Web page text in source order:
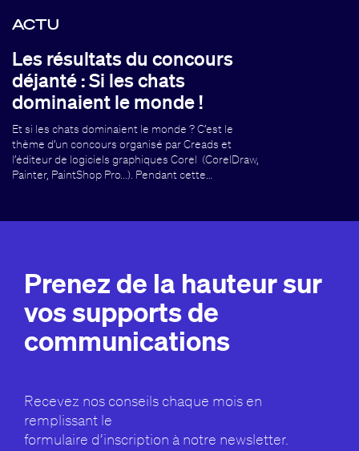
ACTU
Les résultats du concours
déjanté : Si les chats
dominaient le monde !
Et si les chats dominaient le monde ? C’est le
thème d’un concours organisé par Creads et
l’éditeur de logiciels graphiques Corel (CorelDraw,
Painter, PaintShop Pro...). Pendant cette…
Prenez de la hauteur sur
vos supports de
communications
Recevez nos conseils chaque mois en
remplissant le
formulaire d’inscription à notre newsletter.